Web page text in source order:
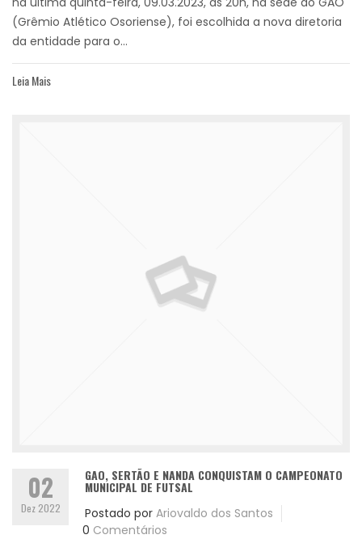
(Grêmio Atlético Osoriense), foi escolhida a nova diretoria
da entidade para o...
Leia Mais
02
Dez 2022
GAO, SERTÃO E NANDA CONQUISTAM O CAMPEONATO
MUNICIPAL DE FUTSAL
Postado por Ariovaldo dos Santos
0 Comentários